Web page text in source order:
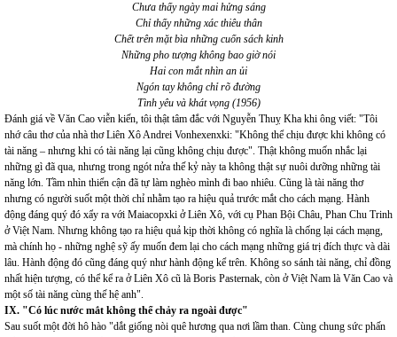
Chưa thấy ngày mai hửng sáng
Chỉ thấy những xác thiêu thân
Chết trên mặt bìa những cuốn sách kinh
Những pho tượng không bao giờ nói
Hai con mắt nhìn an ủi
Ngón tay không chỉ rõ đường
Tình yêu và khát vọng (1956)
Đánh giá về Văn Cao viễn kiến, tôi thật tâm đắc với Nguyễn Thuỵ Kha khi ông viết: "Tôi
nhớ câu thơ của nhà thơ Liên Xô Andrei Vonhexenxki: "Không thể chịu được khi không có
tài năng – nhưng khi có tài năng lại cũng không chịu được". Thật không muốn nhắc lại
những gì đã qua, nhưng trong ngót nửa thế kỷ này ta không thật sự nuôi dưỡng những tài
năng lớn. Tầm nhìn thiển cận đã tự làm nghèo mình đi bao nhiêu. Cũng là tài năng thơ
nhưng có người suốt một thời chỉ nhằm tạo ra hiệu quả trước mắt cho cách mạng. Hành
động đáng quý đó xẩy ra với Maiacopxki ở Liên Xô, với cụ Phan Bội Châu, Phan Chu Trinh
ở Việt Nam. Nhưng không tạo ra hiệu quả kịp thời không có nghĩa là chống lại cách mạng,
mà chính họ - những nghệ sỹ ấy muốn đem lại cho cách mạng những giá trị đích thực và dài
lâu. Hành động đó cũng đáng quý như hành động kể trên. Không so sánh tài năng, chỉ đồng
nhất hiện tượng, có thể kể ra ở Liên Xô cũ là Boris Pasternak, còn ở Việt Nam là Văn Cao và
một số tài năng cùng thế hệ anh".
IX. "Có lúc nước mắt không thể chảy ra ngoài được"
Sau suốt một đời hô hào "dắt giống nòi quê hương qua nơi lầm than. Cùng chung sức phấn